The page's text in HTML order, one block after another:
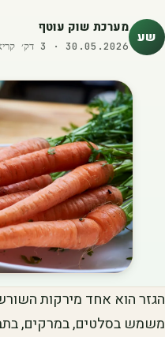
שע מערכת שוק עוטף
30.05.2026
·
3 דק׳
הגזר הוא אחד מירקות
משמש בסלטים, במרקים,